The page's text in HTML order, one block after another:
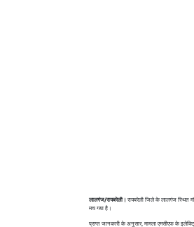
लालगंज/रायबरेली। रायबरेली जिले के लालगंज स्थित
मच गया है।
प्राप्त जानकारी के अनुसार, मामला एमसीएफ के